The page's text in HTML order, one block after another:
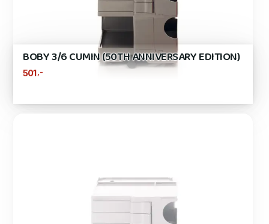
BOBY 3/6 CUMIN (50TH ANNIVERSARY EDITION)
501,-